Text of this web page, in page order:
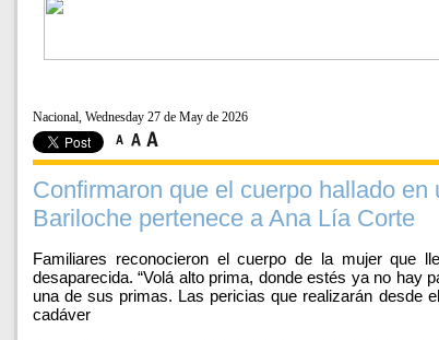
Nacional, Wednesday 27 de May de 2026
Confirmaron que el cuerpo hallado en
Bariloche pertenece a Ana Lía Corte
Familiares reconocieron el cuerpo de la mujer que
desaparecida. “Volá alto prima, donde estés ya no hay
una de sus primas. Las pericias que realizarán desde
cadáver